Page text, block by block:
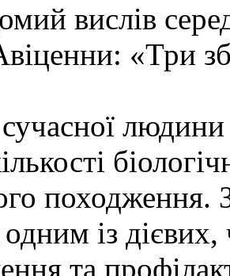
вислів
«Три
походження.
із дієвих,
та